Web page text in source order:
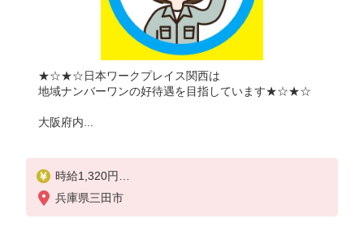
★☆★☆日本ワークプレイス関西は
地域ナンバーワンの好待遇を目指しています★☆★☆
大阪府内...
時給1,320円
月収例：
兵庫県三田市